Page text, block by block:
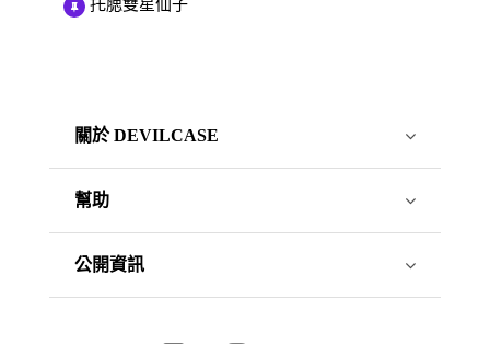
托腮雙星仙子
關於 DEVILCASE
幫助
公開資訊